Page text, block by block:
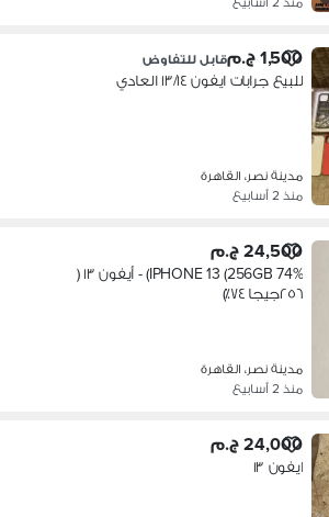
1,500 ج.م قابل للتفاوض
للبيع جرابات ايفون ١٣/١٤ العادي
مدينة نصر، القاهرة
منذ 2 أسابيع
24,500 ج.م
IPHONE 13 (256GB 74%) - أيفون ١٣ (
٢٥٦جيجا ٧٤٪؜)
مدينة نصر، القاهرة
منذ 2 أسابيع
24,000 ج.م
ايفون ١٣